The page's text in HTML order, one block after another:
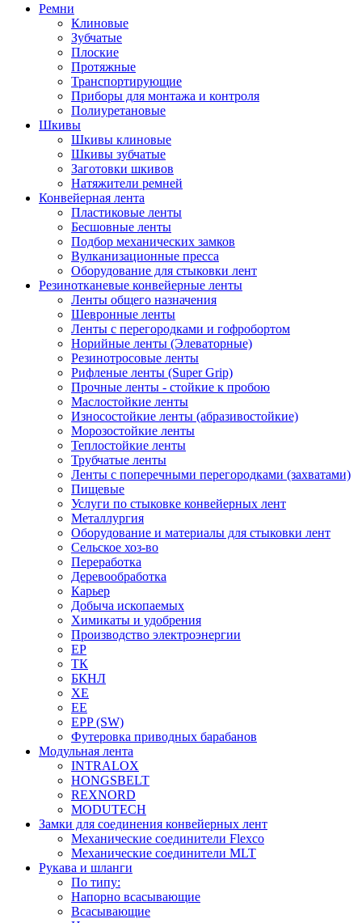
Ремни
Клиновые
Зубчатые
Плоские
Протяжные
Транспортирующие
Приборы для монтажа и контроля
Полиуретановые
Шкивы
Шкивы клиновые
Шкивы зубчатые
Заготовки шкивов
Натяжители ремней
Конвейерная лента
Пластиковые ленты
Бесшовные ленты
Подбор механических замков
Вулканизационные пресса
Оборудование для стыковки лент
Резинотканевые конвейерные ленты
Ленты общего назначения
Шевронные ленты
Ленты с перегородками и гофробортом
Норийные ленты (Элеваторные)
Резинотросовые ленты
Рифленые ленты (Super Grip)
Прочные ленты - стойкие к пробою
Маслостойкие ленты
Износостойкие ленты (абразивостойкие)
Морозостойкие ленты
Теплостойкие ленты
Трубчатые ленты
Ленты с поперечными перегородками (захватами)
Пищевые
Услуги по стыковке конвейерных лент
Металлургия
Оборудование и материалы для стыковки лент
Сельское хоз-во
Переработка
Деревообработка
Карьер
Добыча ископаемых
Химикаты и удобрения
Производство электроэнергии
EP
ТК
БКНЛ
XE
EE
EPP (SW)
Футеровка приводных барабанов
Модульная лента
INTRALOX
HONGSBELT
REXNORD
MODUTECH
Замки для соединения конвейерных лент
Механические соединители Flexco
Механические соединители MLT
Рукава и шланги
По типу:
Напорно всасывающие
Всасывающие